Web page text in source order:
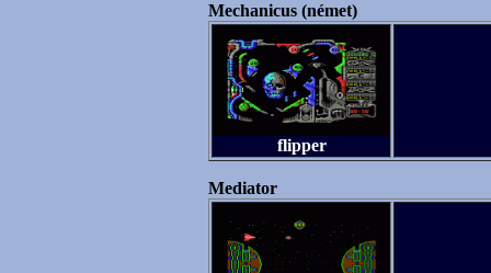
Mechanicus (német)
flipper
Mediator